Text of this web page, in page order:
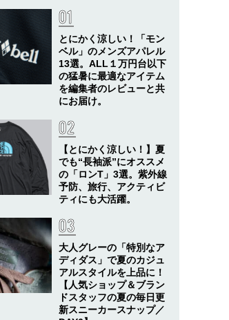
とにかく涼しい！「モン
ベル」のメンズアパレル
13選。ALL１万円台以下
の猛暑に最適なアイテム
を編集者のレビューと共
にお届け。
【とにかく涼しい！】夏
でも“長袖派”にオススメ
の「ロンT」3選。紫外線
予防、旅行、アクティビ
ティにも大活躍。
大人グレーの「特別なア
ディダス」で夏のカジュ
アルスタイルを上品に！
【人気ショップ＆ブラン
ドスタッフの夏の毎日更
新スニーカースナップ／